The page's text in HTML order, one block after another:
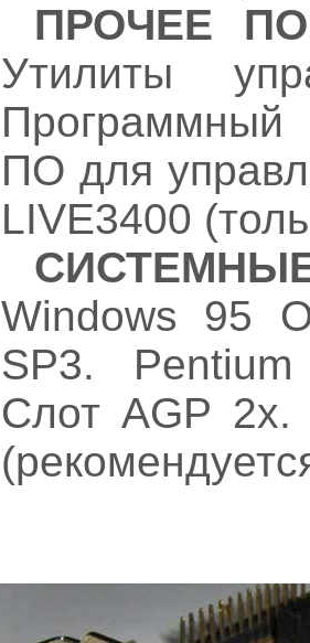
ПРОЧЕЕ
Утилиты
Программный
ПО для
LIVE3400
Windows 95
SP3.
Слот AGP